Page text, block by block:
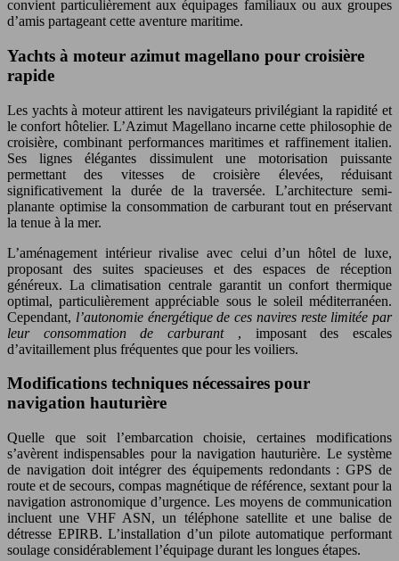
convient particulièrement aux équipages familiaux ou aux groupes
d’amis partageant cette aventure maritime.
Yachts à moteur azimut magellano pour croisière
rapide
Les yachts à moteur attirent les navigateurs privilégiant la rapidité et
le confort hôtelier. L’Azimut Magellano incarne cette philosophie de
croisière, combinant performances maritimes et raffinement italien.
Ses lignes élégantes dissimulent une motorisation puissante
permettant des vitesses de croisière élevées, réduisant
significativement la durée de la traversée. L’architecture semi-
planante optimise la consommation de carburant tout en préservant
la tenue à la mer.
L’aménagement intérieur rivalise avec celui d’un hôtel de luxe,
proposant des suites spacieuses et des espaces de réception
généreux. La climatisation centrale garantit un confort thermique
optimal, particulièrement appréciable sous le soleil méditerranéen.
Cependant, l’autonomie énergétique de ces navires reste limitée par
leur consommation de carburant , imposant des escales
d’avitaillement plus fréquentes que pour les voiliers.
Modifications techniques nécessaires pour
navigation hauturière
Quelle que soit l’embarcation choisie, certaines modifications
s’avèrent indispensables pour la navigation hauturière. Le système
de navigation doit intégrer des équipements redondants : GPS de
route et de secours, compas magnétique de référence, sextant pour la
navigation astronomique d’urgence. Les moyens de communication
incluent une VHF ASN, un téléphone satellite et une balise de
détresse EPIRB. L’installation d’un pilote automatique performant
soulage considérablement l’équipage durant les longues étapes.